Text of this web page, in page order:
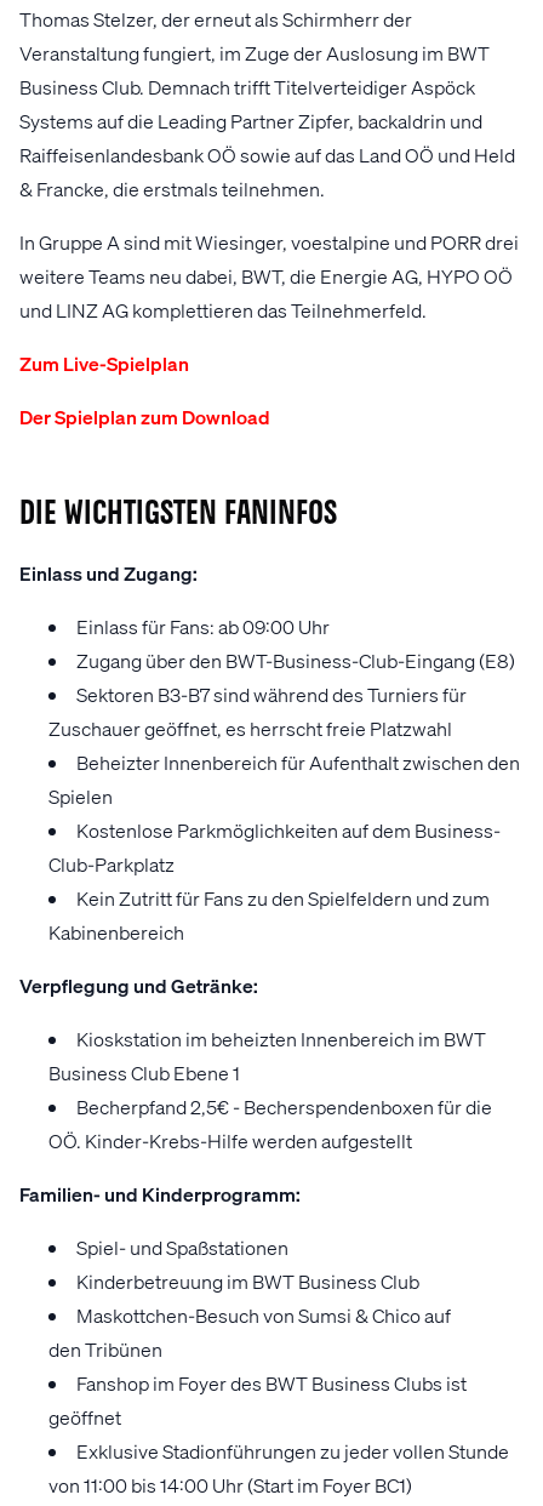
Thomas Stelzer, der erneut als Schirmherr der
Veranstaltung fungiert, im Zuge der Auslosung im BWT
Business Club. Demnach trifft Titelverteidiger Aspöck
Systems auf die Leading Partner Zipfer, backaldrin und
Raiffeisenlandesbank OÖ sowie auf das Land OÖ und Held
& Francke, die erstmals teilnehmen.
In Gruppe A sind mit Wiesinger, voestalpine und PORR drei
weitere Teams neu dabei, BWT, die Energie AG, HYPO OÖ
und LINZ AG komplettieren das Teilnehmerfeld.
Zum Live-Spielplan
Der Spielplan zum Download
Die wichtigsten Faninfos
Einlass und Zugang:
Einlass für Fans: ab 09:00 Uhr
Zugang über den BWT-Business-Club-Eingang (E8)
Sektoren B3-B7 sind während des Turniers für
Zuschauer geöffnet, es herrscht freie Platzwahl
Beheizter Innenbereich für Aufenthalt zwischen den
Spielen
Kostenlose Parkmöglichkeiten auf dem Business-
Club-Parkplatz
Kein Zutritt für Fans zu den Spielfeldern und zum
Kabinenbereich
Verpflegung und Getränke:
Kioskstation im beheizten Innenbereich im BWT
Business Club Ebene 1
Becherpfand 2,5€ - Becherspendenboxen für die
OÖ. Kinder-Krebs-Hilfe werden aufgestellt
Familien- und Kinderprogramm:
Spiel- und Spaßstationen
Kinderbetreuung im BWT Business Club
Maskottchen-Besuch von Sumsi & Chico auf
den Tribünen
Fanshop im Foyer des BWT Business Clubs ist
geöffnet
Exklusive Stadionführungen zu jeder vollen Stunde
von 11:00 bis 14:00 Uhr (Start im Foyer BC1)